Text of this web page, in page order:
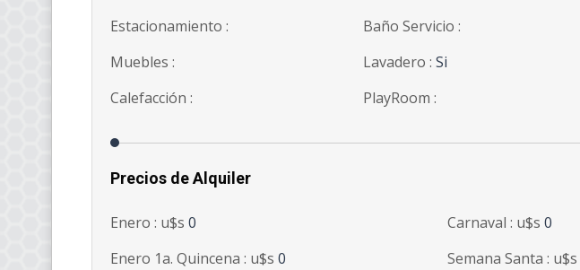
Estacionamiento :
Muebles :
Calefacción :
Baño Servicio :
Lavadero : Si
PlayRoom :
Precios de Alquiler
Enero : u$s 0
Enero 1a. Quincena : u$s 0
Carnaval : u$s 0
Semana Santa : u$s